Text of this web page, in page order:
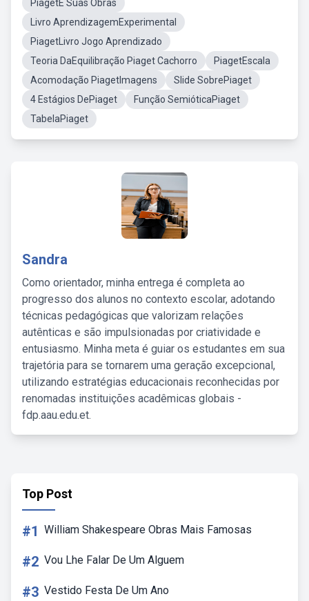
PiagetE Suas Obras
Livro AprendizagemExperimental
PiagetLivro Jogo Aprendizado
Teoria DaEquilibração Piaget Cachorro
PiagetEscala
Acomodação PiagetImagens
Slide SobrePiaget
4 Estágios DePiaget
Função SemióticaPiaget
TabelaPiaget
Sandra
Como orientador, minha entrega é completa ao
progresso dos alunos no contexto escolar, adotando
técnicas pedagógicas que valorizam relações
autênticas e são impulsionadas por criatividade e
entusiasmo. Minha meta é guiar os estudantes em sua
trajetória para se tornarem uma geração excepcional,
utilizando estratégias educacionais reconhecidas por
renomadas instituições acadêmicas globais -
fdp.aau.edu.et.
Top Post
#1 William Shakespeare Obras Mais Famosas
#2 Vou Lhe Falar De Um Alguem
#3 Vestido Festa De Um Ano